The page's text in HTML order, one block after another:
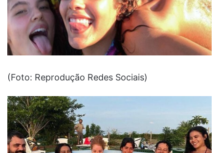
(Foto: Reprodução Redes Sociais)